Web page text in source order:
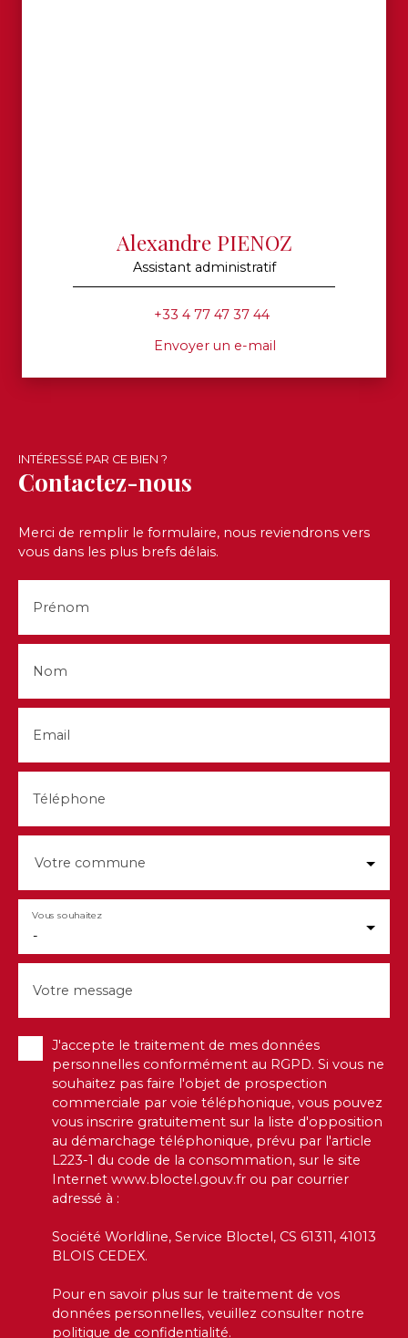
Alexandre PIENOZ
Assistant administratif
+33 4 77 47 37 44
Envoyer un e-mail
INTÉRESSÉ PAR CE BIEN ?
Contactez-nous
Merci de remplir le formulaire, nous reviendrons vers
vous dans les plus brefs délais.
Prénom
Nom
Email
Téléphone
Votre commune
-
Vous souhaitez
Votre message
J'accepte le traitement de mes données
personnelles conformément au RGPD. Si vous ne
souhaitez pas faire l'objet de prospection
commerciale par voie téléphonique, vous pouvez
vous inscrire gratuitement sur la liste d'opposition
au démarchage téléphonique, prévu par l'article
L223-1 du code de la consommation, sur le site
Internet www.bloctel.gouv.fr ou par courrier
adressé à :
Société Worldline, Service Bloctel, CS 61311, 41013
BLOIS CEDEX.
Pour en savoir plus sur le traitement de vos
données personnelles, veuillez consulter notre
politique de confidentialité.